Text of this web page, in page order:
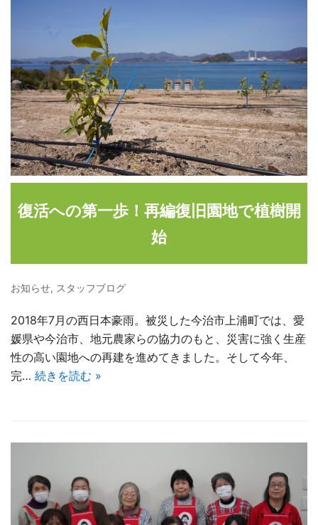
復活への第一歩！再編復旧園地で植樹開
始
お知らせ, スタッフブログ
2018年7月の西日本豪雨。被災した今治市上浦町では、愛
媛県や今治市、地元農家らの協力のもと、災害に強く生産
性の高い園地への再建を進めてきました。そして今年、
完… 続きを読む »